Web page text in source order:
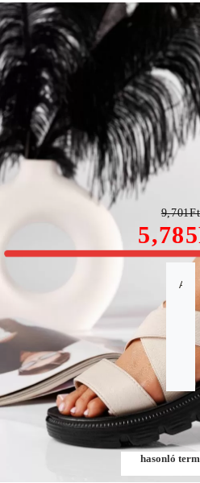
Daria Női Szandál
9,701Ft
A
hasonló